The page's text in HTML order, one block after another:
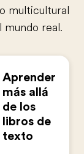
multicultural
mundo real.
Aprender
más allá
de los
libros de
texto